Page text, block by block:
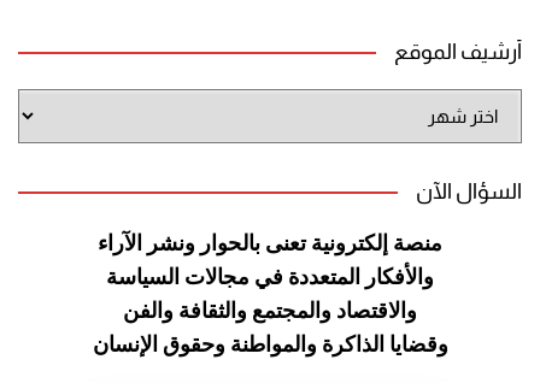
أرشيف الموقع
الموقع
السؤال الآن
منصة إلكترونية تعنى بالحوار ونشر
الآراء
والأفكار المتعددة في مجالات السياسة
والاقتصاد والمجتمع والثقافة والفن
وقضايا الذاكرة والمواطنة وحقوق الإنسان